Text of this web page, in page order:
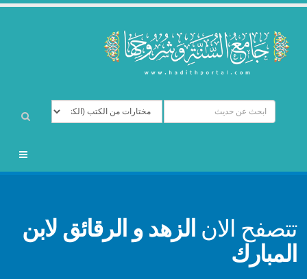
تتصفح الان الزهد و الرقائق لابن
المبارك